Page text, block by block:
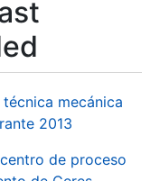
mecánica
2013
de proceso